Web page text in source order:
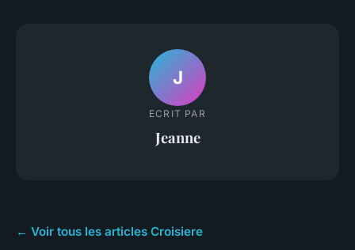
J
ECRIT PAR
Jeanne
← Voir tous les articles Croisiere